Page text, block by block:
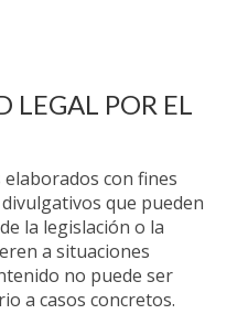
LEGAL POR EL
con fines
que pueden
la legislación o la
a situaciones
no puede ser
a casos concretos.